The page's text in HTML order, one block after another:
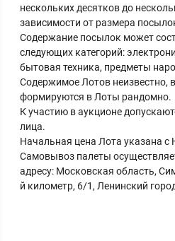
нескольких десятков до
зависимости от размера
Содержание посылок может
следующих категорий:
бытовая техника, предметы
Содержимое Лотов неизвестно,
формируются в Лоты рандомно.
К участию в аукционе
лица.
Начальная цена Лота указана с
Самовывоз палеты
адресу: Московская область,
й километр, 6/1, Ленинский